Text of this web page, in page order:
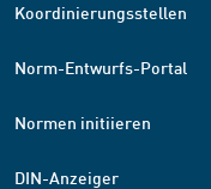
Koordinierungsstellen
Norm-Entwurfs-Portal
Normen initiieren
DIN-Anzeiger